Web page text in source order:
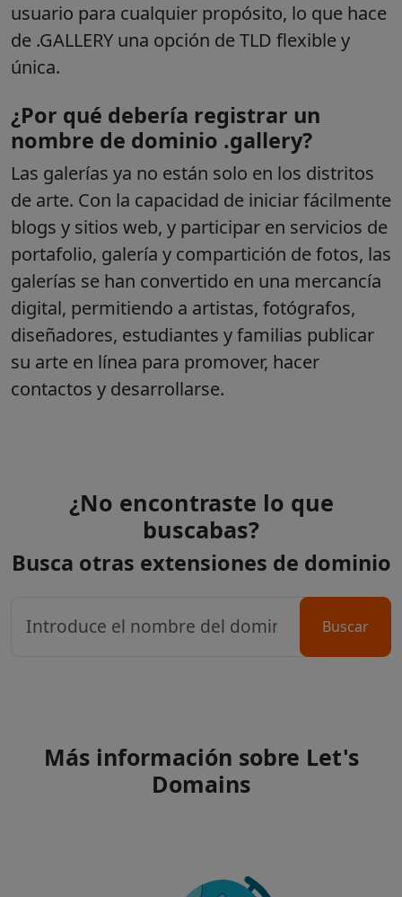
usuario para cualquier propósito, lo que hace
de .GALLERY una opción de TLD flexible y
única.
¿Por qué debería registrar un
nombre de dominio .gallery?
Las galerías ya no están solo en los distritos
de arte. Con la capacidad de iniciar fácilmente
blogs y sitios web, y participar en servicios de
portafolio, galería y compartición de fotos, las
galerías se han convertido en una mercancía
digital, permitiendo a artistas, fotógrafos,
diseñadores, estudiantes y familias publicar
su arte en línea para promover, hacer
contactos y desarrollarse.
¿No encontraste lo que
buscabas?
Busca otras extensiones de dominio
Buscar